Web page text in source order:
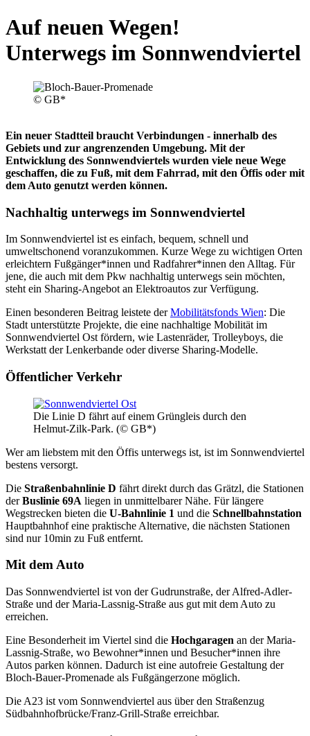
Auf neuen Wegen!
Unterwegs im Sonnwendviertel
© GB*
Ein neuer Stadtteil braucht Verbindungen - innerhalb des
Gebiets und zur angrenzenden Umgebung. Mit der
Entwicklung des Sonnwendviertels wurden viele neue Wege
geschaffen, die zu Fuß, mit dem Fahrrad, mit den Öffis oder mit
dem Auto genutzt werden können.
Nachhaltig unterwegs im Sonnwendviertel
Im Sonnwendviertel ist es einfach, bequem, schnell und
umweltschonend voranzukommen. Kurze Wege zu wichtigen Orten
erleichtern Fußgänger*innen und Radfahrer*innen den Alltag. Für
jene, die auch mit dem Pkw nachhaltig unterwegs sein möchten,
steht ein Sharing-Angebot an Elektroautos zur Verfügung.
Einen besonderen Beitrag leistete derMobilitätsfonds Wien: Die
Stadt unterstützte Projekte, die eine nachhaltige Mobilität im
Sonnwendviertel Ost fördern, wie Lastenräder, Trolleyboys, die
Werkstatt der Lenkerbande oder diverse Sharing-Modelle.
Öffentlicher Verkehr
Die Linie D fährt auf einem Grüngleis durch den
Helmut-Zilk-Park. (© GB*)
Wer am liebstem mit den Öffis unterwegs ist, ist im Sonnwendviertel
bestens versorgt.
Die Straßenbahnlinie D fährt direkt durch das Grätzl, die Stationen
derBuslinie 69A liegen in unmittelbarer Nähe. Für längere
Wegstrecken bieten die U-Bahnlinie 1 und die Schnellbahnstation
Hauptbahnhof eine praktische Alternative, die nächsten Stationen
sind nur 10min zu Fuß entfernt.
Mit dem Auto
Das Sonnwendviertel ist von der Gudrunstraße, der Alfred-Adler-
Straße und der Maria-Lassnig-Straße aus gut mit dem Auto zu
erreichen.
Eine Besonderheit im Viertel sind die Hochgaragen an der Maria-
Lassnig-Straße, wo Bewohner*innen und Besucher*innen ihre
Autos parken können. Dadurch ist eine autofreie Gestaltung der
Bloch-Bauer-Promenade als Fußgängerzone möglich.
Die A23 ist vom Sonnwendviertel aus über den Straßenzug
Südbahnhofbrücke/Franz-Grill-Straße erreichbar.